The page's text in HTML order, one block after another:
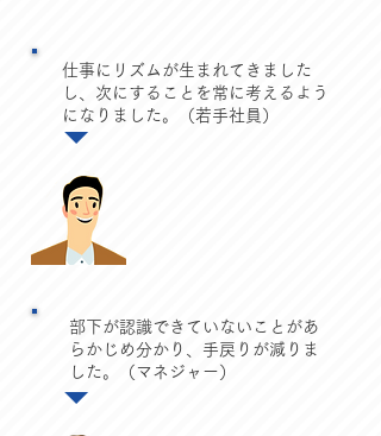
仕事にリズムが生まれてきました
し、次にすることを常に考えるよう
になりました。（若手社員）
部下が認識できていないことがあ
らかじめ分かり、手戻りが減りま
した。（マネジャー）